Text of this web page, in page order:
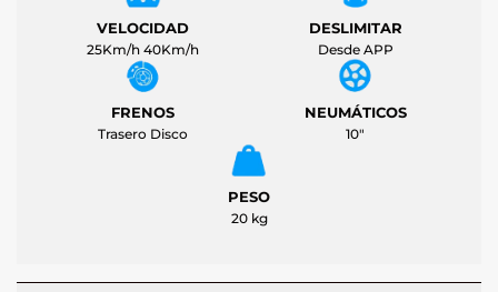
VELOCIDAD
25Km/h 40Km/h
DESLIMITAR
Desde APP
FRENOS
Trasero Disco
NEUMÁTICOS
10"
PESO
20 kg